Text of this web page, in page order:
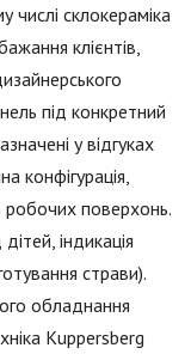
числі склокераміка
клієнтів,
під конкретний
у відгуках
конфігурація,
робочих поверхонь.
індикація
страви).
обладнання
Kuppersberg